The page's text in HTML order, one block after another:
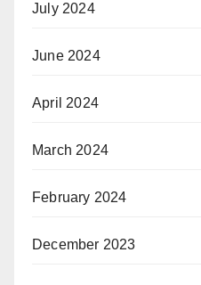
July 2024
June 2024
April 2024
March 2024
February 2024
December 2023